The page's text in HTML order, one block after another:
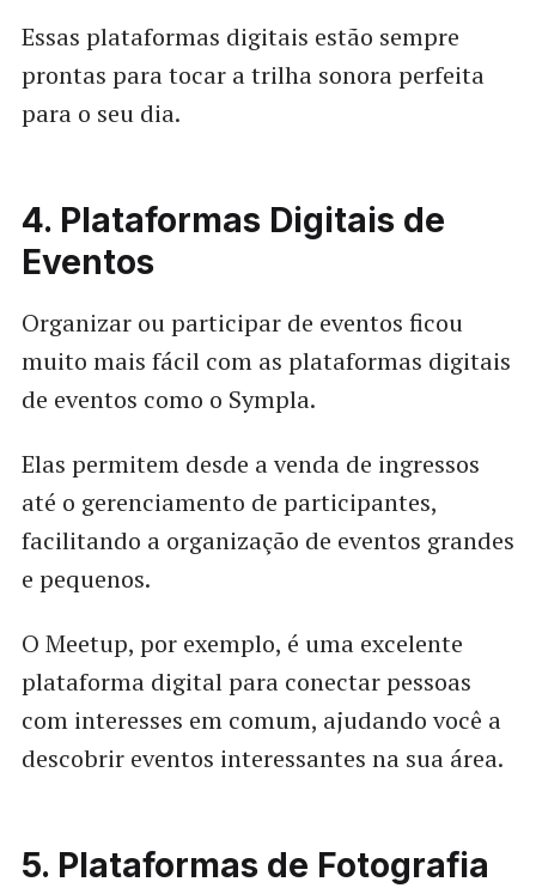
Essas plataformas digitais estão sempre
prontas para tocar a trilha sonora perfeita
para o seu dia.
4. Plataformas Digitais de
Eventos
Organizar ou participar de eventos ficou
muito mais fácil com as plataformas digitais
de eventos como o Sympla.
Elas permitem desde a venda de ingressos
até o gerenciamento de participantes,
facilitando a organização de eventos grandes
e pequenos.
O Meetup, por exemplo, é uma excelente
plataforma digital para conectar pessoas
com interesses em comum, ajudando você a
descobrir eventos interessantes na sua área.
5. Plataformas de Fotografia